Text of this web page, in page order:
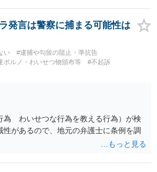
すいのでしょうか？ お伺いする限り、
は無いかと思います。 ②逮捕、呼び出し
漢やその他の犯罪を犯したとして、逮
れほどでしょうか？ 誤って当たってし
場で女性等のアクションが無かったこ
される可能性は極めて低いと思いま
しょうか？ 逮捕や呼び出しの可能性は
が来ることはないでしょう。
発言は警察に捕まる可能性は
い
#逮捕や勾留の阻止・準抗告
ポルノ・わいせつ物頒布等 #不起訴
為 わいせつな行為を教える行為）が検
があるので、地元の弁護士に条例を調